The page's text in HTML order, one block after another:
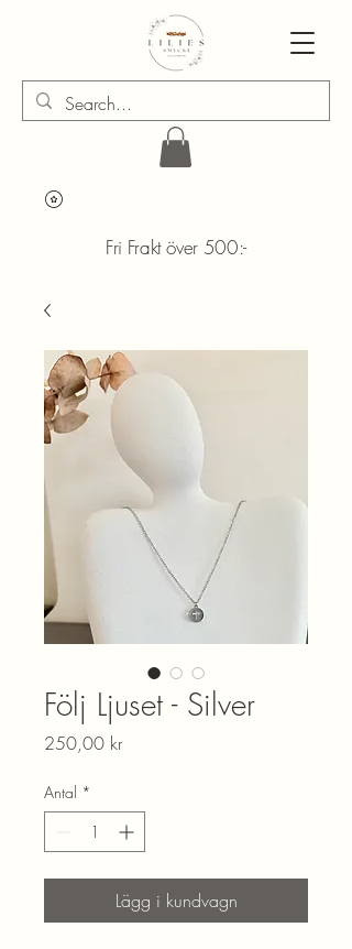
Fri Frakt över 500:-
Följ Ljuset - Silver
250,00 krPris
Antal *
Lägg i kundvagn